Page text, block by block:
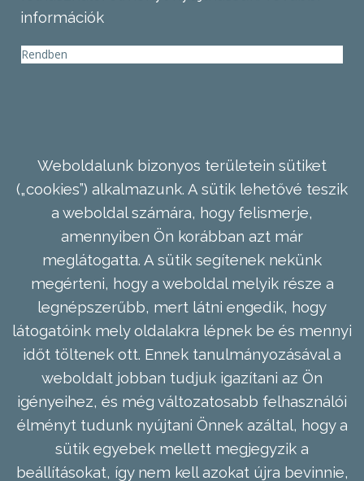
információk
Rendben
Weboldalunk bizonyos területein sütiket
(„cookies”) alkalmazunk. A sütik lehetővé teszik
a weboldal számára, hogy felismerje,
amennyiben Ön korábban azt már
meglátogatta. A sütik segítenek nekünk
megérteni, hogy a weboldal melyik része a
legnépszerűbb, mert látni engedik, hogy
látogatóink mely oldalakra lépnek be és mennyi
időt töltenek ott. Ennek tanulmányozásával a
weboldalt jobban tudjuk igazítani az Ön
igényeihez, és még változatosabb felhasználói
élményt tudunk nyújtani Önnek azáltal, hogy a
sütik egyebek mellett megjegyzik a
beállításokat, így nem kell azokat újra bevinnie,